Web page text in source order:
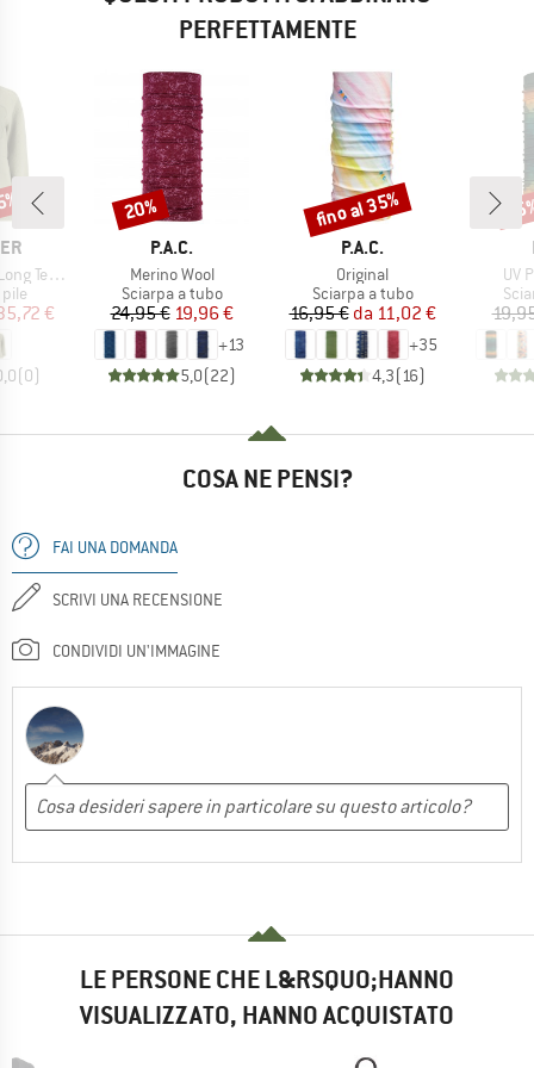
PERFETTAMENTE
Jacket
ridotto
€
(0)
MARCHIO
P.A.C.
Articolo
Merino Wool
Gruppo di prodotti
Sciarpa a tubo
Prezzo
24,95 €Prezzo ridotto
19,96 €
+13
5,0(22)
Sconto
20%
MARCHIO
P.A.C.
Articolo
Original
Gruppo di prodotti
Sciarpa a tubo
Prezzo
16,95 € Prezzo ridotto
da 11,02 €
+35
4,3(16)
Sconto
fino al 35%
UV
COSA NE PENSI?
FAI UNA DOMANDA
SCRIVI UNA RECENSIONE
CONDIVIDI UN'IMMAGINE
LE PERSONE CHE L&RSQUO;HANNO
VISUALIZZATO, HANNO ACQUISTATO